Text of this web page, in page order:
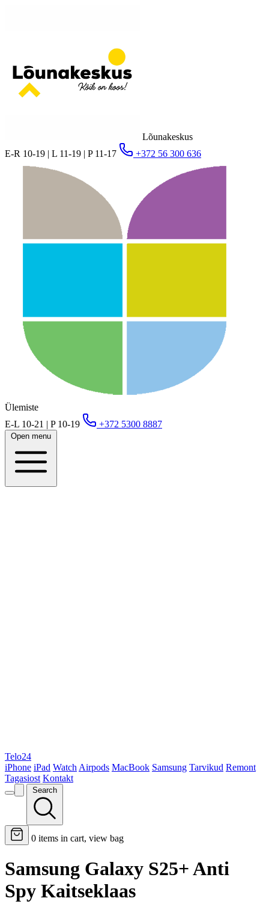
Lõunakeskus
E-R 10-19 | L 11-19 | P 11-17
+372 56 300 636
Ülemiste
E-L 10-21 | P 10-19
+372 5300 8887
Open menu
Telo24
iPhone iPad Watch Airpods MacBook Samsung Tarvikud Remont
Tagasiost Kontakt
Search
0 items in cart, view bag
Samsung Galaxy S25+ Anti
Spy Kaitseklaas